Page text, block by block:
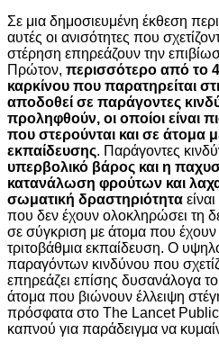
Σε μια δημοσιευμένη έκθεση
αυτές οι ανισότητες που
στέρηση επηρεάζουν την
Πρώτον, περισσότερο από το
καρκίνου που παρατηρείται
αποδοθεί σε παράγοντες
προληφθούν, οι οποίοι είναι
που στερούνται και σε άτομα
εκπαίδευσης. Παράγοντες
υπερβολικό βάρος και η
κατανάλωση φρούτων και
σωματική δραστηριότητα
που δεν έχουν ολοκληρώσει τη
σε σύγκριση με άτομα που
τριτοβάθμια εκπαίδευση. Ο
παραγόντων κινδύνου που
επηρεάζει επίσης δυσανάλογα
άτομα που βιώνουν έλλειψη
πρόσφατα στο The Lancet
καπνού για παράδειγμα να